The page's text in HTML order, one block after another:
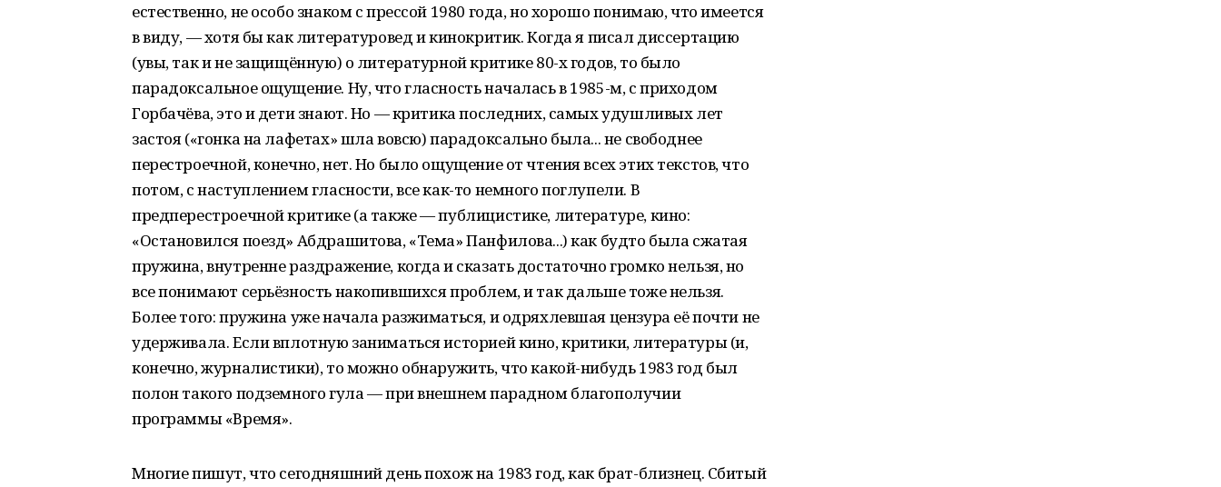
естественно, не особо знаком с прессой 1980 года, но хорошо понимаю, что имеется
в виду, — хотя бы как литературовед и кинокритик. Когда я писал диссертацию
(увы, так и не защищённую) о литературной критике 80-х годов, то было
парадоксальное ощущение. Ну, что гласность началась в 1985-м, с приходом
Горбачёва, это и дети знают. Но — критика последних, самых удушливых лет
застоя («гонка на лафетах» шла вовсю) парадоксально была... не свободнее
перестроечной, конечно, нет. Но было ощущение от чтения всех этих текстов, что
потом, с наступлением гласности, все как-то немного поглупели. В
предперестроечной критике (а также — публицистике, литературе, кино:
«Остановился поезд» Абдрашитова, «Тема» Панфилова...) как будто была сжатая
пружина, внутренне раздражение, когда и сказать достаточно громко нельзя, но
все понимают серьёзность накопившихся проблем, и так дальше тоже нельзя.
Более того: пружина уже начала разжиматься, и одряхлевшая цензура её почти не
удерживала. Если вплотную заниматься историей кино, критики, литературы (и,
конечно, журналистики), то можно обнаружить, что какой-нибудь 1983 год был
полон такого подземного гула — при внешнем парадном благополучии
программы «Время».
Многие пишут, что сегодняшний день похож на 1983 год, как брат-близнец. Сбитый